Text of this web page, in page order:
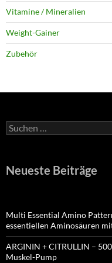
Vitamine / Mineralien
Weight-Gainer
Zubehör
Suchen
nach:
Neueste Beiträge
Multi Essential Amino
essentiellen Aminosäuren
ARGININ + CITRULLIN –
Muskel-Pump